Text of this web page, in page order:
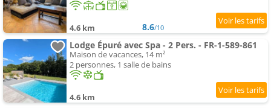
4.6 km 8.6/10
Lodge Épuré avec Spa - 2 Pers. - FR-1-589-861
Maison de vacances, 14 m²
2 personnes, 1 salle de bains
4.6 km